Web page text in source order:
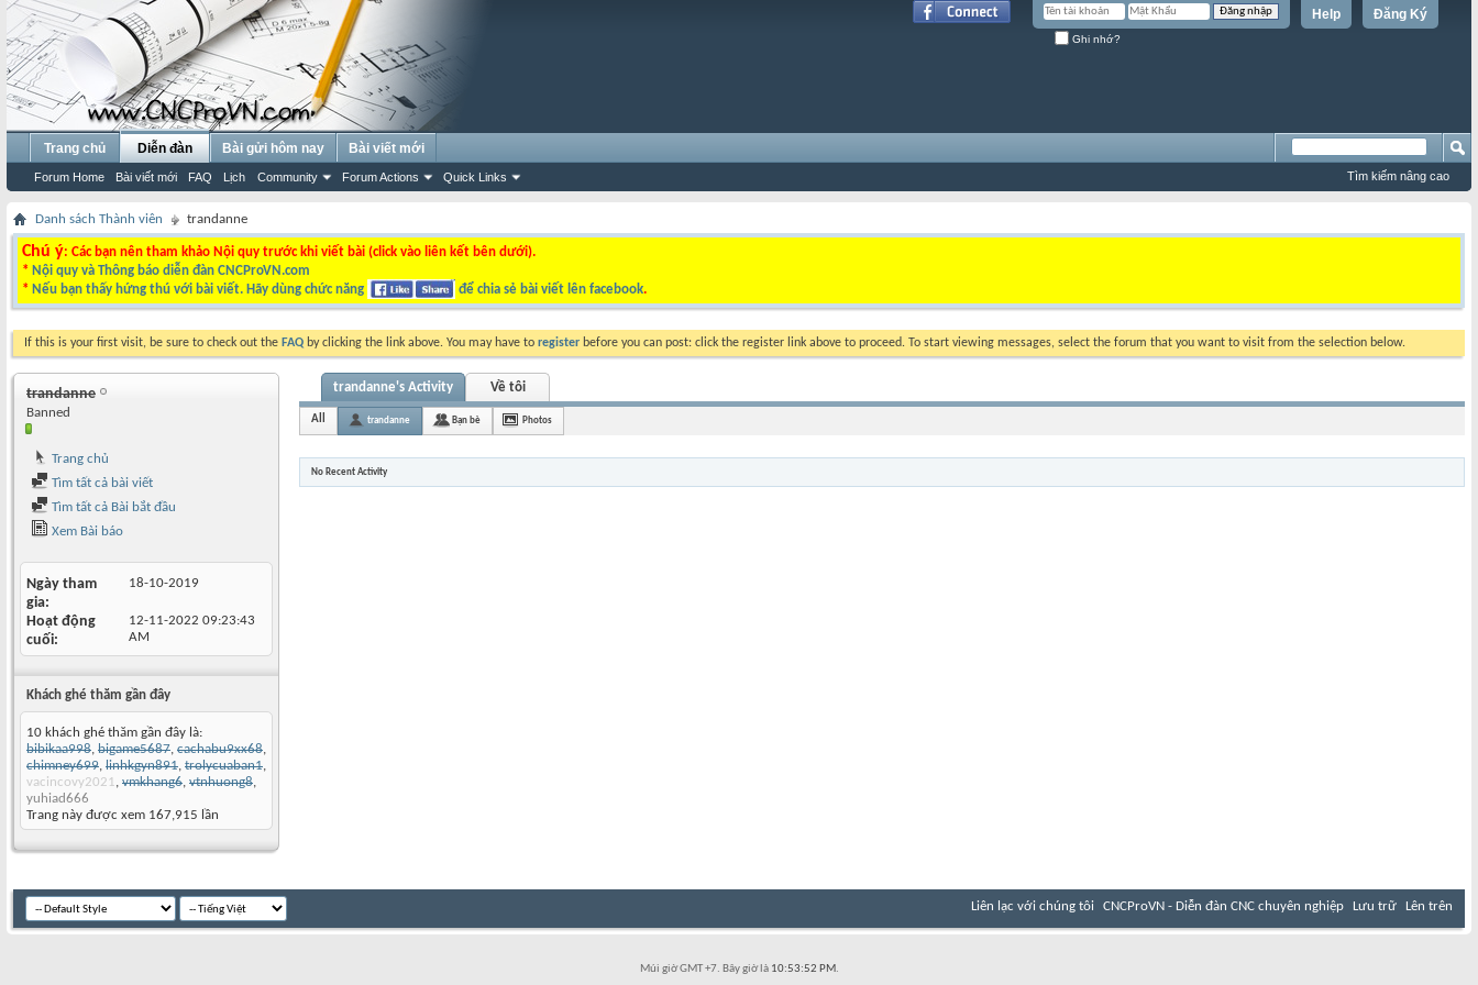
Đăng Ký
Help
Ghi nhớ?
Trang chủ Diễn đàn
Forum Home Bài viết mới FAQ Lịch Community Forum Actions Quick Links
Bài gửi hôm nay Bài viết mới
Tìm kiếm nâng cao
Danh sách Thành viên trandanne
Chú ý: Các bạn nên tham khảo Nội quy trước khi viết bài (click vào liên kết bên dưới).
* Nội quy và Thông báo diễn đàn CNCProVN.com
* Nếu bạn thấy hứng thú với bài viết. Hãy dùng chức năng để chia sẻ bài viết lên facebook.
If this is your first visit, be sure to check out the FAQ by clicking the link above. You may have to register before you can post: click the register link above to proceed. To start viewing messages, select the forum that you want to visit from the selection below.
trandanne
Banned
Trang chủ
Tìm tất cả bài viết
Tìm tất cả Bài bắt đầu
Xem Bài báo
Ngày tham
gia
18-10-2019
Hoạt động
cuối
12-11-2022 09:23:43
AM
Khách ghé thăm gần đây
10 khách ghé thăm gần đây là:
bibikaa998, bigame5687, cachabu9xx68,
chimney699, linhkgyn891, trolycuaban1,
vacincovy2021, vmkhang6, vtnhuong8,
yuhiad666
Trang này được xem 167,915 lần
trandanne's Activity Về tôi
All trandanne Bạn bè Photos
No Recent Activity
Liên lạc với chúng tôi CNCProVN - Diễn đàn CNC chuyên nghiệp Lưu trữ Lên trên
Múi giờ GMT +7. Bây giờ là 10:53:52 PM.